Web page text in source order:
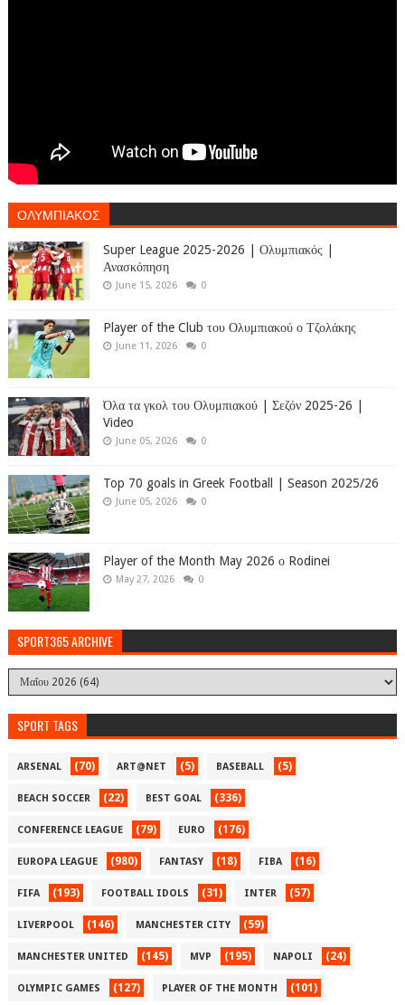
ΟΛΥΜΠΙΑΚΟΣ
Super League 2025-2026 | Ολυμπιακός |
Ανασκόπηση
June 15, 2026 0
Player of the Club του Ολυμπιακού ο Τζολάκης
June 11, 2026 0
Όλα τα γκολ του Ολυμπιακού | Σεζόν 2025-26 |
Video
June 05, 2026 0
Top 70 goals in Greek Football | Season 2025/26
June 05, 2026 0
Player of the Month May 2026 ο Rodinei
May 27, 2026 0
SPORT365 ARCHIVE
SPORT TAGS
ARSENAL (70) ART@NET (5) BASEBALL (5)
BEACH SOCCER (22) BEST GOAL (336)
CONFERENCE LEAGUE (79) EURO (176)
EUROPA LEAGUE (980) FANTASY (18) FIBA (16)
FIFA (193) FOOTBALL IDOLS (31) INTER (57)
LIVERPOOL (146) MANCHESTER CITY (59)
MANCHESTER UNITED (145) MVP (195) NAPOLI (24)
OLYMPIC GAMES (127) PLAYER OF THE MONTH (101)